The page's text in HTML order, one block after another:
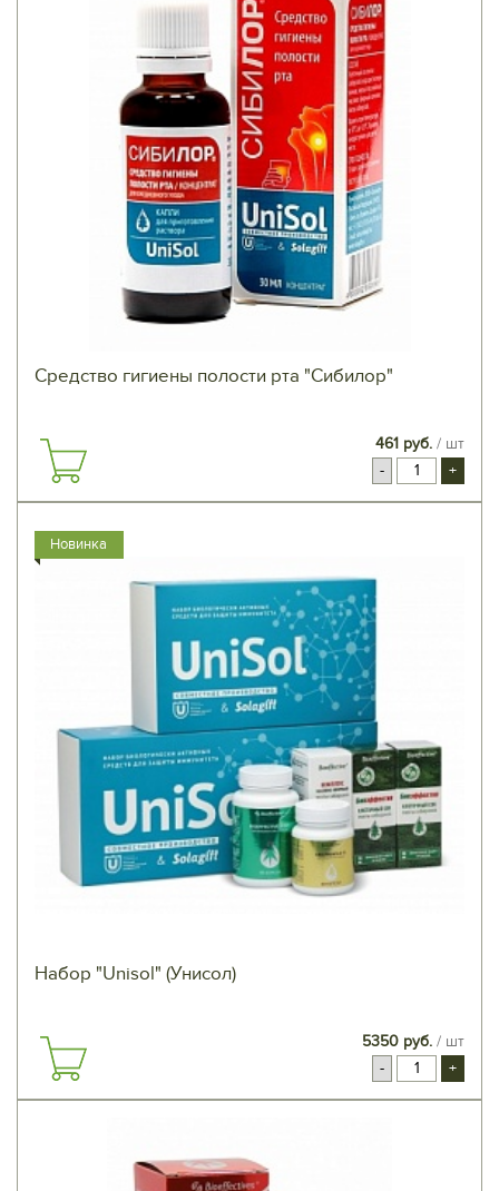
Средство гигиены полости рта "Сибилор"
461 руб. / шт
-
+
Новинка
Набор "Unisol" (Унисол)
5350 руб. / шт
-
+